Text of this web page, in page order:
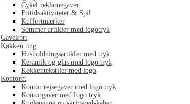
Cykel reklamegaver
Fritidsaktiviteter & Spil
Kuffertmærker
Sommer artikler med logotryk
Gavekort
Køkken ting
Husholdningsartikler med tryk
Keramik og glas med logo tryk
Køkkentekstiler med logo
Kontoret
Kontor rejsegaver med logo tryk
Kontorgaver med logo tryk